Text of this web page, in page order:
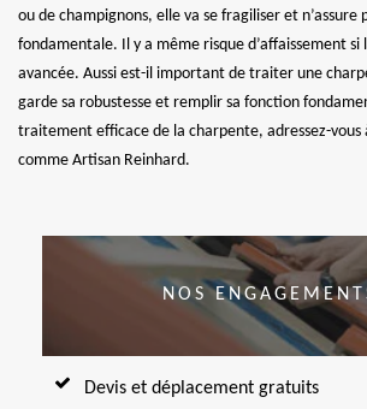
ou de champignons, elle va se fragiliser et n’assure
fondamentale. Il y a même risque d’affaissement
avancée. Aussi est-il important de traiter une
garde sa robustesse et remplir sa fonction
traitement efficace de la charpente, adressez-vous
comme Artisan Reinhard.
NOS
Devis et déplacement gratuits